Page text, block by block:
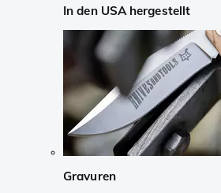
In den USA hergestellt
Gravuren